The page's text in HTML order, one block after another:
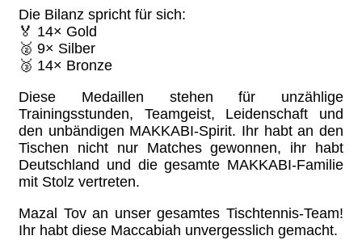
Die Bilanz spricht für sich:
🏅 14× Gold
🥈 9× Silber
🥉 14× Bronze
Diese Medaillen stehen für unzählige
Trainingsstunden, Teamgeist, Leidenschaft und
den unbändigen MAKKABI-Spirit. Ihr habt an den
Tischen nicht nur Matches gewonnen, ihr habt
Deutschland und die gesamte MAKKABI-Familie
mit Stolz vertreten.
Mazal Tov an unser gesamtes Tischtennis-Team!
Ihr habt diese Maccabiah unvergesslich gemacht.